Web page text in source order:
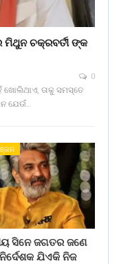
ଚକ୍ରବର୍ତୀ ଙ୍କ
0
ତାକୁ ସମସ୍ତେ
ଯେଉଁ…
ସିନେ ଜଗତର ଜଣେ
ଯିଏକି ନିଜ